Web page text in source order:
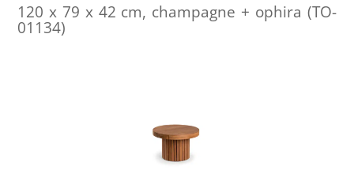
120 x 79 x 42 cm, champagne + ophira (TO-
01134)